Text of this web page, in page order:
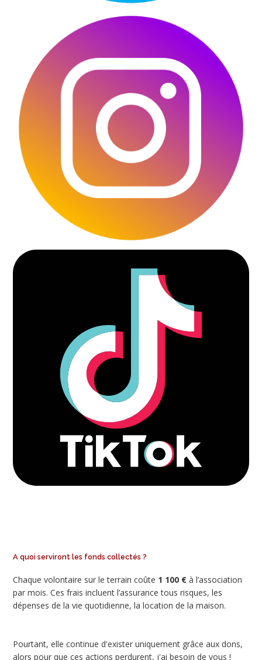
A quoi serviront les fonds collectés ?
Chaque volontaire sur le terrain coûte 1 100 € à l’association
par mois. Ces frais incluent l’assurance tous risques, les
dépenses de la vie quotidienne, la location de la maison.
Pourtant, elle continue d'exister uniquement grâce aux dons,
alors pour que ces actions perdurent, j'ai besoin de vous !